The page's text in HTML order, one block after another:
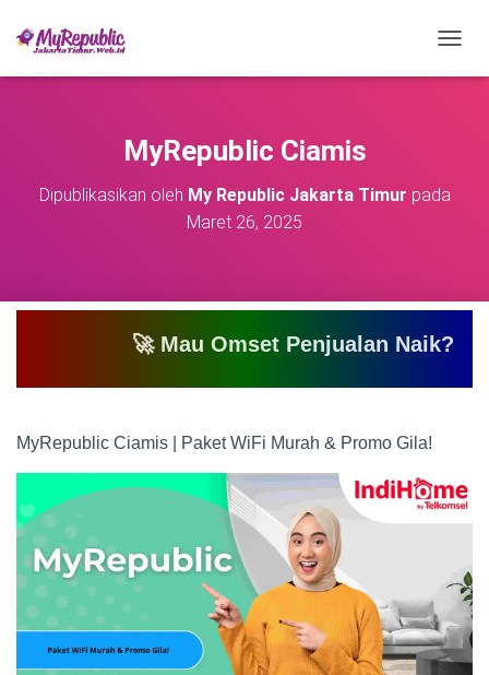
O
A
S
MyRepublic Ciamis
Dipublikasikan oleh My Republic Jakarta Timur pada
Maret 26, 2025
🚀 Mau Omset Penjualan Naik? Atau
MyRepublic Ciamis | Paket WiFi Murah & Promo Gila!